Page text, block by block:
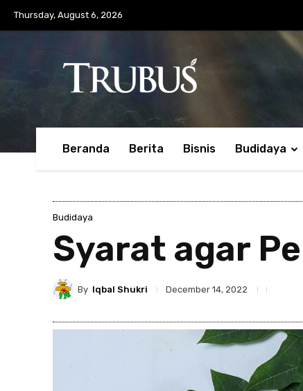
Thursday, August 6, 2026
Beranda Berita Bisnis Budidaya
Budidaya
Syarat agar
By Iqbal Shukri December 14, 2022